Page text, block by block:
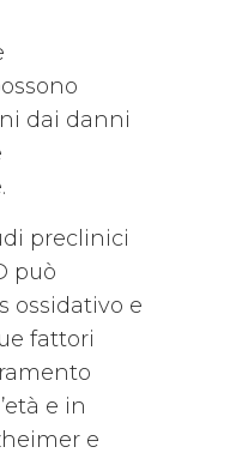
dai danni
preclinici
può
ossidativo e
fattori
e in
e